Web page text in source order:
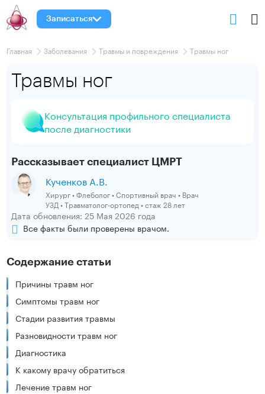
Записаться
Главная Заболевания Травмы и повреждения Травмы ног
Травмы ног
Консультация профильного специалиста
после диагностики
Рассказывает специалист ЦМРТ
Кученков А.В.
Хирург • Флеболог • Спортивный врач • Врач
УЗД • Травматолог-ортопед • стаж 28 лет
Дата обновления: 25 Мая 2026 года
Все факты были проверены врачом.
Содержание статьи
Причины травм ног
Симптомы травм ног
Стадии развития травмы
Разновидности травм ног
Диагностика
К какому врачу обратиться
Лечение травм ног